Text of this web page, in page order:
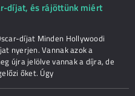
díjat, és rájöttünk miért
díjat Minden Hollywoodi
nyerjen. Vannak azok a
újra jelölve vannak a díjra, de
őket. Úgy